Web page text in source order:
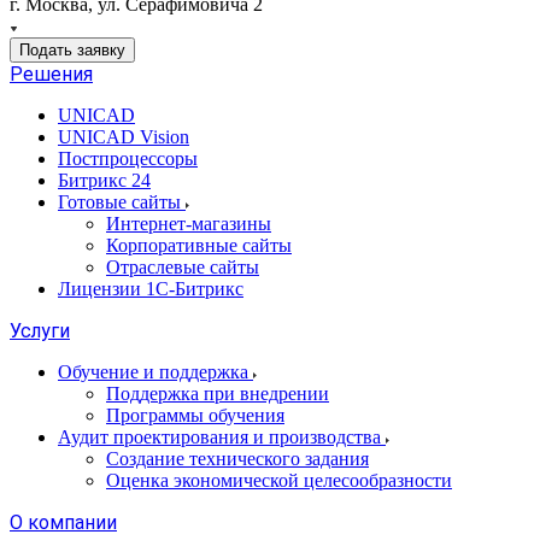
г. Москва, ул. Серафимовича 2
Подать заявку
Решения
UNICAD
UNICAD Vision
Постпроцессоры
Битрикс 24
Готовые сайты
Интернет-магазины
Корпоративные сайты
Отраслевые сайты
Лицензии 1С-Битрикс
Услуги
Обучение и поддержка
Поддержка при внедрении
Программы обучения
Аудит проектирования и производства
Создание технического задания
Оценка экономической целесообразности
О компании